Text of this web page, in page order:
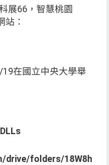
展66 ，智慧桃園
站：
19在國立中央大學舉
folders/